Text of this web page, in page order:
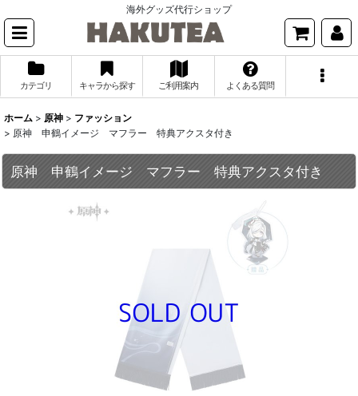
海外グッズ代行ショップ
カテゴリ キャラから探す ご利用案内 よくある質問
ホーム > 原神 > ファッション
> 原神 申鶴イメージ マフラー 特典アクスタ付き
原神 申鶴イメージ マフラー 特典アクスタ付き